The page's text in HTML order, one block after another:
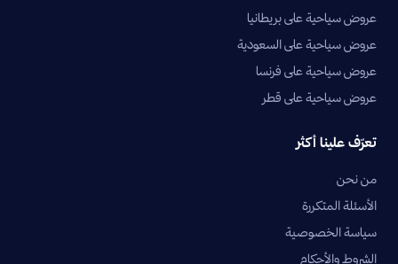
عروض سياحية على بريطانيا
عروض سياحية على السعودية
عروض سياحية على فرنسا
عروض سياحية على قطر
تعرّف علينا أكثر
من نحن
الأسئلة المتكررة
سياسة الخصوصية
الشروط والأحكام